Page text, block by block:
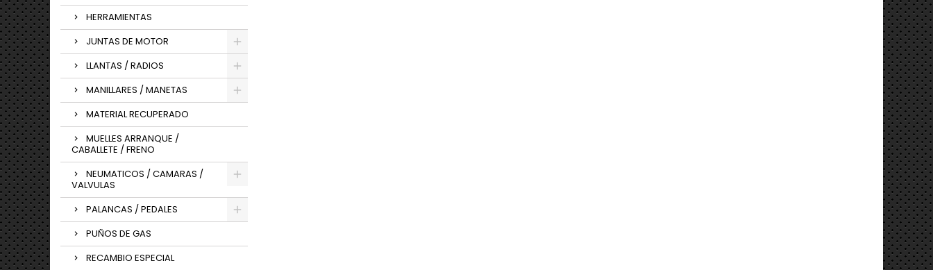
HERRAMIENTAS
JUNTAS DE MOTOR
LLANTAS / RADIOS
MANILLARES / MANETAS
MATERIAL RECUPERADO
MUELLES ARRANQUE /
CABALLETE / FRENO
NEUMATICOS / CAMARAS /
VALVULAS
PALANCAS / PEDALES
PUÑOS DE GAS
RECAMBIO ESPECIAL